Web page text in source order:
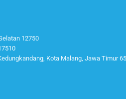
12750
Kota Malang, Jawa Timur